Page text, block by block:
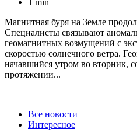
1 min
Магнитная буря на Земле
Специалисты связывают
геомагнитных возмущений с
скоростью солнечного ветра.
начавшийся утром во вторник,
протяжении...
КатегорииВсе новости
Интересное